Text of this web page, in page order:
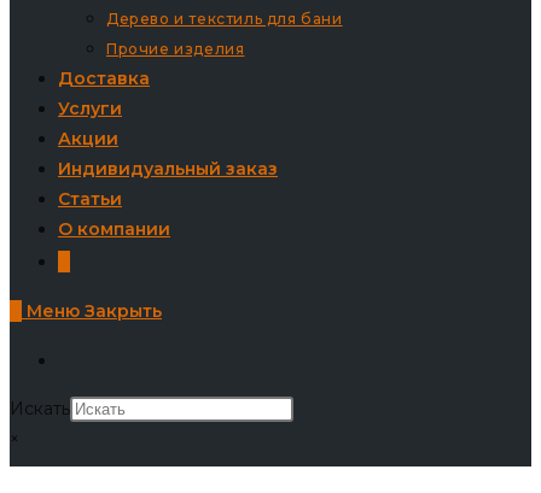
Дерево и текстиль для бани
Прочие изделия
Доставка
Услуги
Акции
Индивидуальный заказ
Статьи
О компании
Меню Закрыть
Искать
×